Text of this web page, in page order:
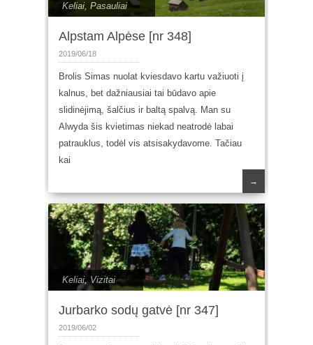
Keliai, Pasauliai
Alpstam Alpėse [nr 348]
2019/06/18
Brolis Simas nuolat kviesdavo kartu važiuoti į
kalnus, bet dažniausiai tai būdavo apie
slidinėjimą, šalčius ir baltą spalvą. Man su
Alwyda šis kvietimas niekad neatrodė labai
patrauklus, todėl vis atsisakydavome. Tačiau
kai
→
Keliai, Vizitai
Jurbarko sodų gatvė [nr 347]
2019/06/02